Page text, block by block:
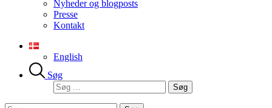
Nyheder og blogposts
Presse
Kontakt
English
Søg
Søg
efter: